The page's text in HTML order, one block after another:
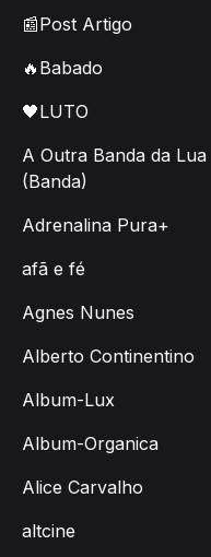
📰Post Artigo
🔥Babado
🖤LUTO
A Outra Banda da Lua
(Banda)
Adrenalina Pura+
afã e fé
Agnes Nunes
Alberto Continentino
Album-Lux
Album-Organica
Alice Carvalho
altcine